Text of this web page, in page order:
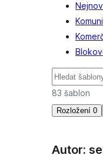
Hledat
83 šablon
Rozložení 0
Autor: